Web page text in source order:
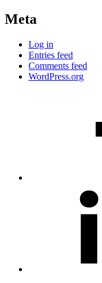
Meta
Log in
Entries feed
Comments feed
WordPress.org